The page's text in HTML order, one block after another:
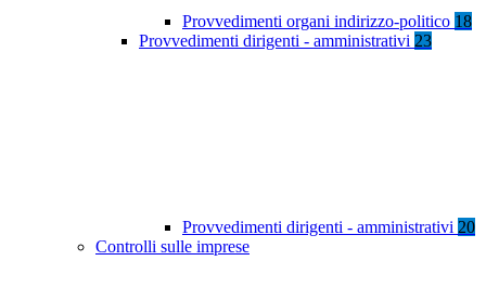
Provvedimenti organi indirizzo-politico 18
Provvedimenti dirigenti - amministrativi 23
Provvedimenti dirigenti - amministrativi 20
Controlli sulle imprese